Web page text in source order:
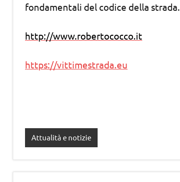
fondamentali del codice della strada.
http://www.robertococco.it
https://vittimestrada.eu
Attualità e notizie